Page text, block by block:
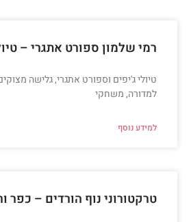
רמי שלמון ספורט אתגרי –
טיולי ג'יפים וספורט אתגרי, גלישה
למדורה, משחקי
למידע נוסף
טרקטורוני נוף הורדים – כפר